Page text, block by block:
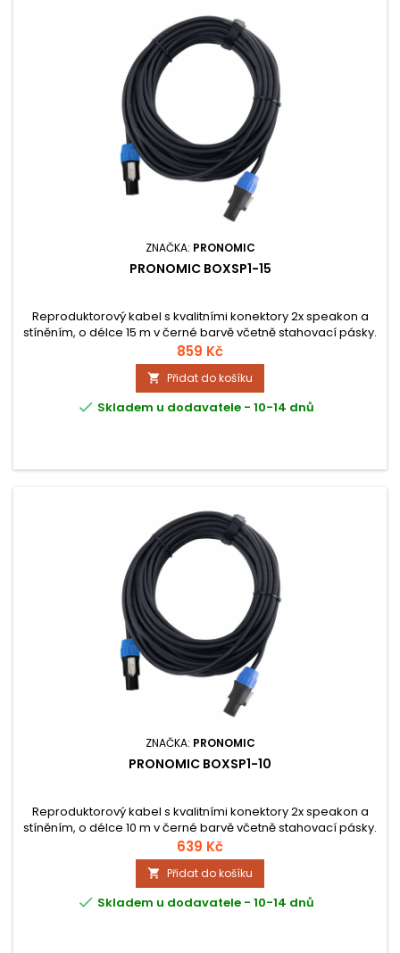
ZNAČKA: PRONOMIC
PRONOMIC BOXSP1-15
Reproduktorový kabel s kvalitními konektory 2x speakon a
stíněním, o délce 15 m v černé barvě včetně stahovací pásky.
859 Kč
 Přidat do košíku
 Skladem u dodavatele - 10-14 dnů
ZNAČKA: PRONOMIC
PRONOMIC BOXSP1-10
Reproduktorový kabel s kvalitními konektory 2x speakon a
stíněním, o délce 10 m v černé barvě včetně stahovací pásky.
639 Kč
 Přidat do košíku
 Skladem u dodavatele - 10-14 dnů